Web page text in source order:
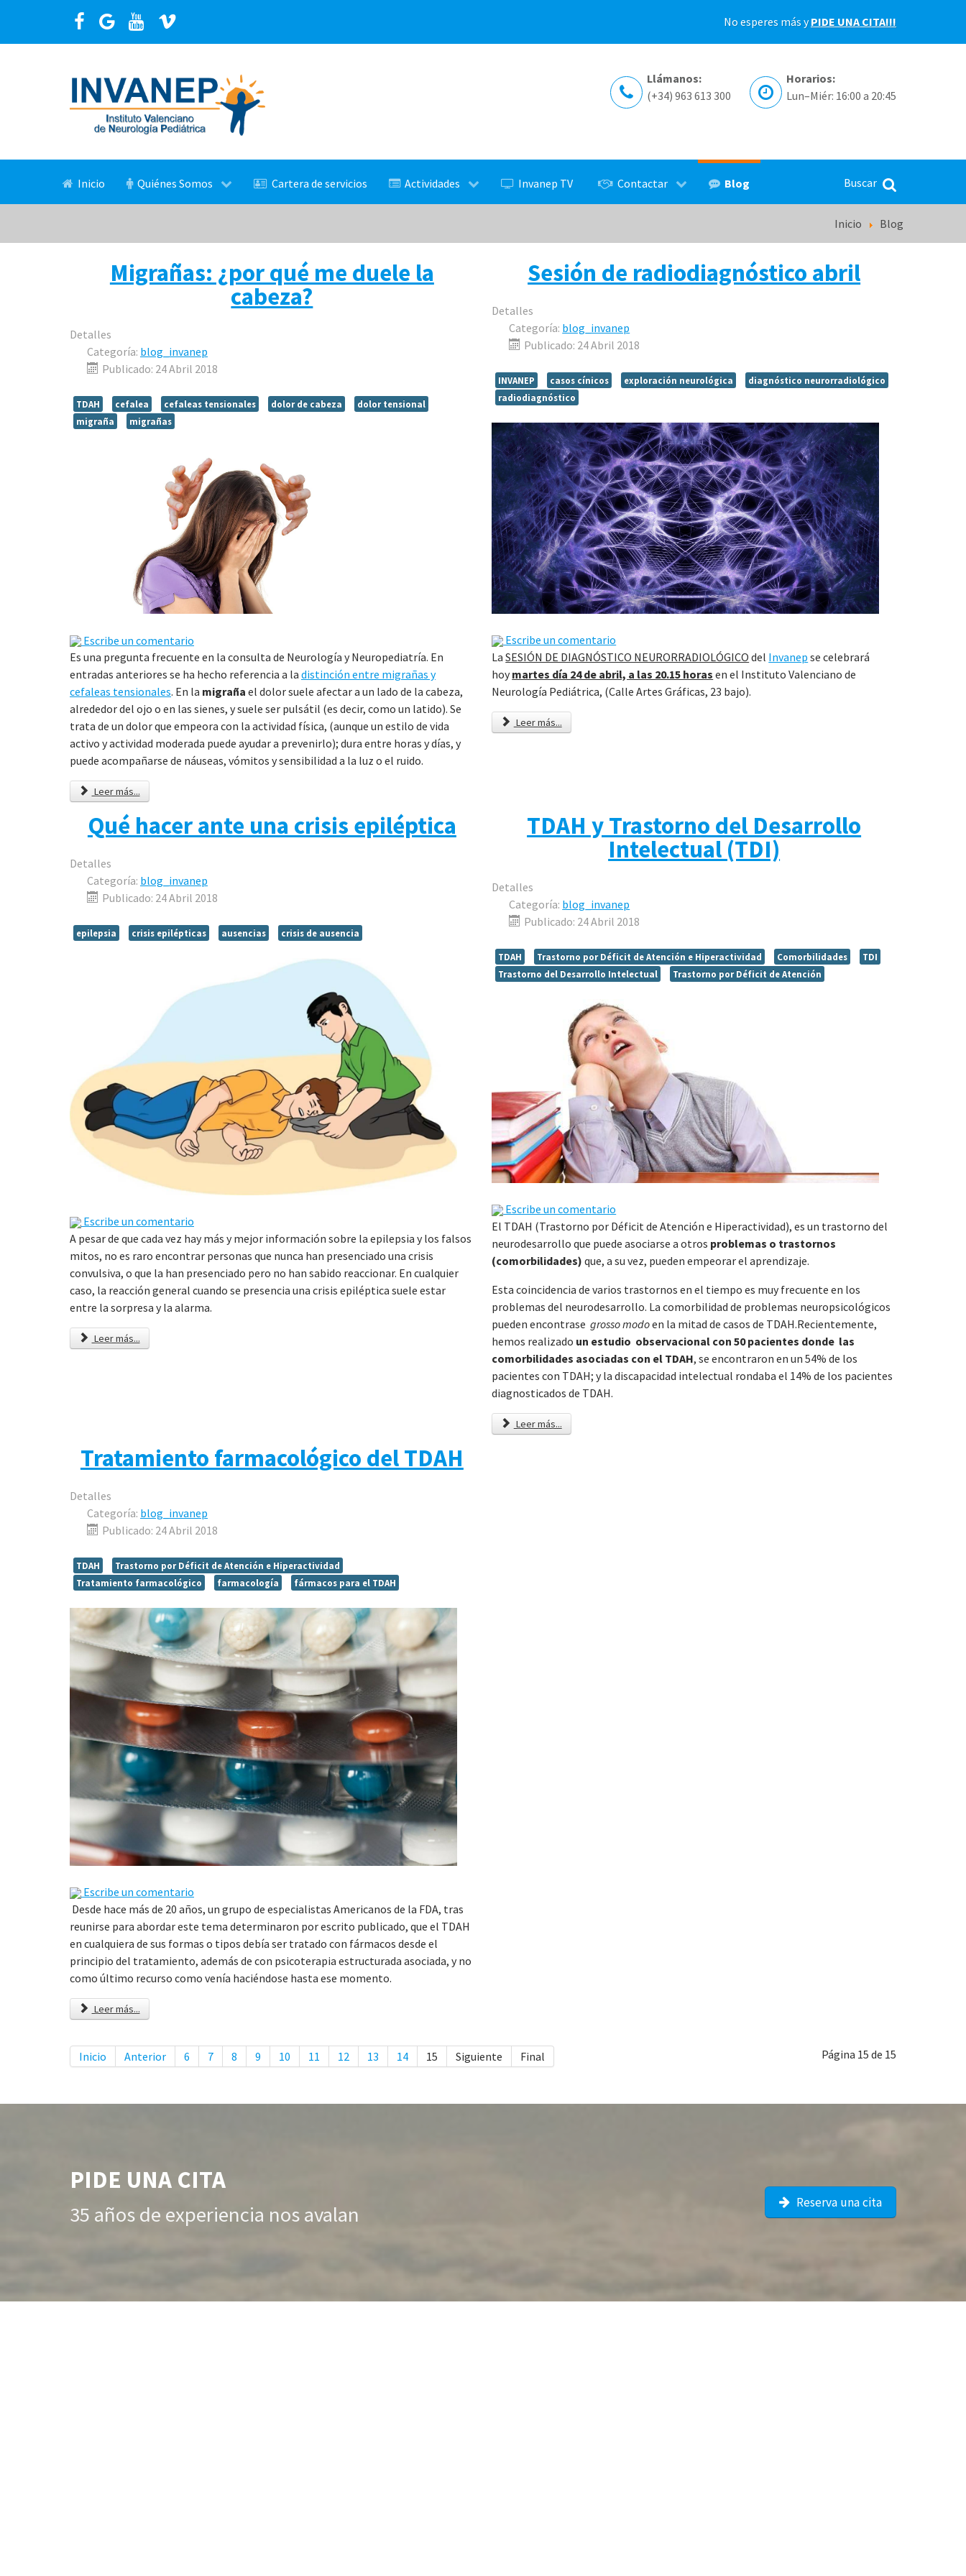
No esperes más yPIDE UNA CITA!!!
Llámanos:
(+34) 963 613 300
Horarios:
Lun–Miér: 16:00 a 20:45
Inicio Quiénes Somos Cartera de servicios Actividades Invanep TV Contactar Blog
Inicio Blog
Migrañas: ¿por qué me duele la
cabeza?
Detalles
Categoría: blog_invanep
Publicado: 24 Abril 2018
TDAH cefalea cefaleas tensionales dolor de cabeza
dolor tensional
migraña
migrañas
Escribe un comentario
Es una pregunta frecuente en la consulta de Neurología y Neuropediatría. En
entradas anteriores se ha hecho referencia a la distinción entre migrañas y
cefaleas tensionales. En la migraña el dolor suele afectar a un lado de la cabeza,
alrededor del ojo o en las sienes, y suele ser pulsátil (es decir, como un latido). Se
trata de un dolor que empeora con la actividad física, (aunque un estilo de vida
activo y actividad moderada puede ayudar a prevenirlo); dura entre horas y días, y
puede acompañarse de náuseas, vómitos y sensibilidad a la luz o el ruido.
Leer más...
Sesión de radiodiagnóstico abril
Detalles
Categoría: blog_invanep
Publicado: 24 Abril 2018
INVANEP casos cínicos exploración neurológica
diagnóstico neurorradiológico
radiodiagnóstico
Escribe un comentario
LaSESIÓN DE DIAGNÓSTICO NEURORRADIOLÓGICO del Invanep se celebrará
hoymartes día 24 de abril, a las 20.15 horas en el Instituto Valenciano de
Neurología Pediátrica, (Calle Artes Gráficas, 23 bajo).
Leer más...
Qué hacer ante una crisis epiléptica
Detalles
Categoría: blog_invanep
Publicado: 24 Abril 2018
epilepsia crisis epilépticas ausencias crisis de ausencia
Escribe un comentario
A pesar de que cada vez hay más y mejor información sobre la epilepsia y los falsos
mitos, no es raro encontrar personas que nunca han presenciado una crisis
convulsiva, o que la han presenciado pero no han sabido reaccionar. En cualquier
caso, la reacción general cuando se presencia una crisis epiléptica suele estar
entre la sorpresa y la alarma.
Leer más...
TDAH y Trastorno del Desarrollo
Intelectual (TDI)
Detalles
Categoría: blog_invanep
Publicado: 24 Abril 2018
TDAH Trastorno por Déficit de Atención e Hiperactividad Comorbilidades
TDI
Trastorno del Desarrollo Intelectual
Trastorno por Déficit de Atención
Escribe un comentario
El TDAH (Trastorno por Déficit de Atención e Hiperactividad), es un trastorno del
neurodesarrollo que puede asociarse a otros problemas o trastornos
(comorbilidades) que, a su vez, pueden empeorar el aprendizaje.
Esta coincidencia de varios trastornos en el tiempo es muy frecuente en los
problemas del neurodesarrollo. La comorbilidad de problemas neuropsicológicos
pueden encontrasegrosso modoen la mitad de casos de TDAH.Recientemente,
hemos realizado un estudio observacional con 50 pacientes donde las
comorbilidades asociadas con el TDAH, se encontraron en un 54% de los
pacientes con TDAH; y la discapacidad intelectual rondaba el 14% de los pacientes
diagnosticados de TDAH.
Leer más...
Tratamiento farmacológico del TDAH
Detalles
Categoría: blog_invanep
Publicado: 24 Abril 2018
TDAH
Trastorno por Déficit de Atención e Hiperactividad
Tratamiento farmacológico
farmacología fármacos para el TDAH
Escribe un comentario
Desde hace más de 20 años, un grupo de especialistas Americanos de la FDA, tras
reunirse para abordar este tema determinaron por escrito publicado, que el TDAH
en cualquiera de sus formas o tipos debía ser tratado con fármacos desde el
principio del tratamiento, además de con psicoterapia estructurada asociada, y no
como último recurso como venía haciéndose hasta ese momento.
Leer más...
Página 15 de 15
Inicio Anterior 6 7 8 9 10 11 12 13 14 15 Siguiente Final
PIDE UNA CITA
35 años de experiencia nos avalan Reserva una cita